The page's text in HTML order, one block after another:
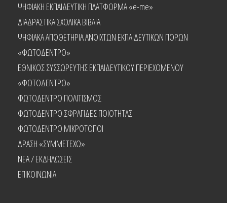
ΨΗΦΙΑΚΗ ΕΚΠΑΙΔΕΥΤΙΚΗ ΠΛΑΤΦΟΡΜΑ «e-me»
ΔΙΑΔΡΑΣΤΙΚΑ ΣΧΟΛΙΚΑ ΒΙΒΛΙΑ
ΨΗΦΙΑΚΑ ΑΠΟΘΕΤΗΡΙΑ ΑΝΟΙΧΤΩΝ ΕΚΠΑΙΔΕΥΤΙΚΩΝ ΠΟΡΩΝ
«ΦΩΤΟΔΕΝΤΡΟ»
ΕΘΝΙΚΟΣ ΣΥΣΣΩΡΕΥΤΗΣ ΕΚΠΑΙΔΕΥΤΙΚΟΥ ΠΕΡΙΕΧΟΜΕΝΟΥ
«ΦΩΤΟΔΕΝΤΡΟ»
ΦΩΤΟΔΕΝΤΡΟ ΠΟΛΙΤΙΣΜΟΣ
ΦΩΤΟΔΕΝΤΡΟ ΣΦΡΑΓΙΔΕΣ ΠΟΙΟΤΗΤΑΣ
ΦΩΤΟΔΕΝΤΡΟ ΜΙΚΡΟΤΟΠΟΙ
ΔΡΑΣΗ «ΣΥΜΜΕΤΕΧΩ»
NEA / ΕΚΔΗΛΩΣΕΙΣ
ΕΠΙΚΟΙΝΩΝΙΑ